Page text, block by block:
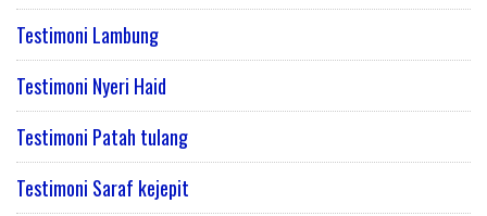
Testimoni Lambung
Testimoni Nyeri Haid
Testimoni Patah tulang
Testimoni Saraf kejepit